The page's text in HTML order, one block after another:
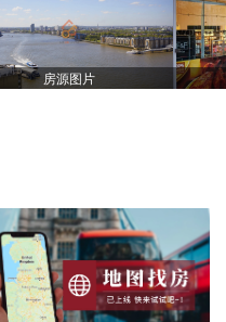
房源图片